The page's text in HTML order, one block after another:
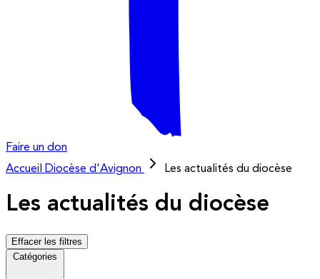
Faire un don
Accueil
Diocèse d'Avignon Les actualités du diocèse
Les actualités du diocèse
Effacer les filtres
Catégories